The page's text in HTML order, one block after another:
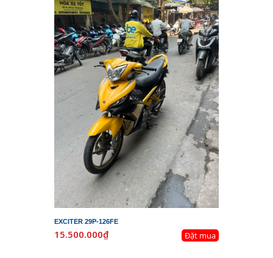
EXCITER 29P-126FE
15.500.000₫ Đặt mua